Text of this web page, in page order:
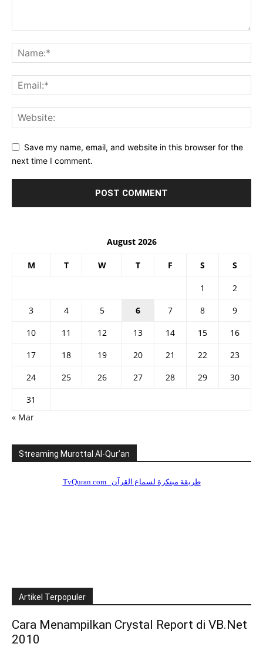
Save my name, email, and website in this browser for the
next time I comment.
August 2026
M T W T F S S
1
2
3
4 5 6 7 8
9
10
11 12 13 14 15
16
17
18 19 20 21 22
23
24
25 26 27 28 29
30
31
« Mar
Streaming Murottal Al-Qur’an
Artikel Terpopuler
Cara Menampilkan Crystal Report di VB.Net
2010